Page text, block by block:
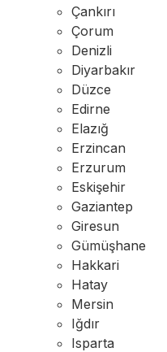
Çankırı
Çorum
Denizli
Diyarbakır
Düzce
Edirne
Elazığ
Erzincan
Erzurum
Eskişehir
Gaziantep
Giresun
Gümüşhane
Hakkari
Hatay
Mersin
Iğdır
Isparta